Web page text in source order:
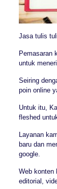
Jasa tulis
Pemasaran
untuk
Seiring
poin online
Untuk itu,
fleshed
Layanan
baru dan
google.
Web konten
editorial,